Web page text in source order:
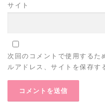
サイト
次回のコメントで使用するた
ルアドレス、サイトを保存す